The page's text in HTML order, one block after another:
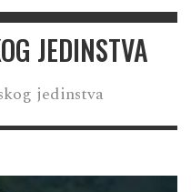
JEDINSTVA
jedinstva